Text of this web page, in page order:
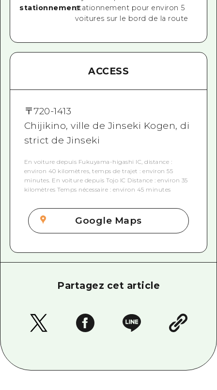
stationnementstationnement pour environ 5
voitures sur le bord de la route
ACCESS
〒720-1413
Chijikino, ville de Jinseki Kogen, di
strict de Jinseki
En voiture depuis Fukuyama-higashi IC, distance :
environ 40 kilomètres, temps de trajet : environ 55
minutes. En voiture depuis Tojo IC Distance : environ 35
kilomètres Temps nécessaire : environ 45 minutes
Google Maps
Partagez cet article